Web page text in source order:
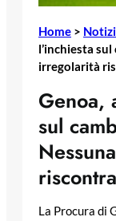
Home >
l’inchiesta
irregolarità
Genoa,
sul
La Procura di